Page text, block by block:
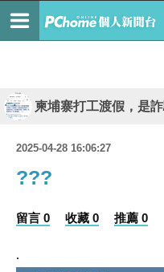
柬埔寨打工渡假，是
2025-04-28 16:06:27
???
留言 0 收藏 0 推薦 0